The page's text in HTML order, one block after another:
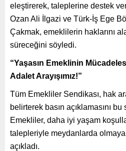
eleştirerek, taleplerine destek
Ozan Ali İlgazi ve Türk-İş Ege
Çakmak, emeklilerin haklarını
süreceğini söyledi.
“Yaşasın Emeklinin
Adalet Arayışımız!”
Tüm Emekliler Sendikası, hak
belirterek basın açıklamasını
Emekliler, daha iyi yaşam
talepleriyle meydanlarda
açıkladı.